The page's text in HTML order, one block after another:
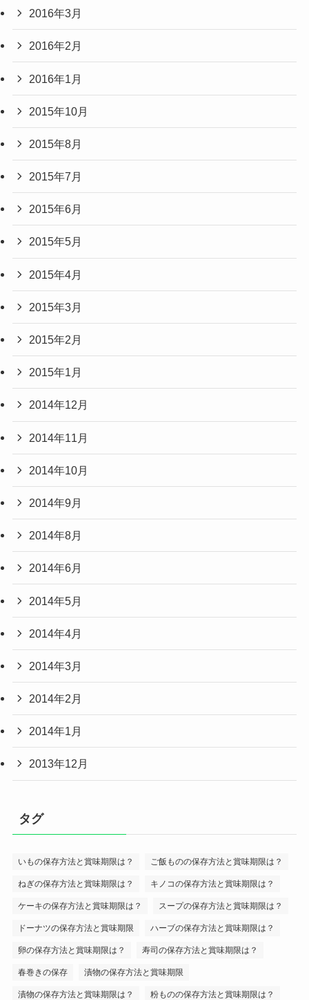
2016年3月
2016年2月
2016年1月
2015年10月
2015年8月
2015年7月
2015年6月
2015年5月
2015年4月
2015年3月
2015年2月
2015年1月
2014年12月
2014年11月
2014年10月
2014年9月
2014年8月
2014年6月
2014年5月
2014年4月
2014年3月
2014年2月
2014年1月
2013年12月
タグ
いもの保存方法と賞味期限は？ ご飯ものの保存方法と賞味期限は？
ねぎの保存方法と賞味期限は？ キノコの保存方法と賞味期限は？
ケーキの保存方法と賞味期限は？ スープの保存方法と賞味期限は？
ドーナツの保存方法と賞味期限 ハーブの保存方法と賞味期限は？
卵の保存方法と賞味期限は？ 寿司の保存方法と賞味期限は？
春巻きの保存 漬物の保存方法と賞味期限
漬物の保存方法と賞味期限は？ 粉ものの保存方法と賞味期限は？